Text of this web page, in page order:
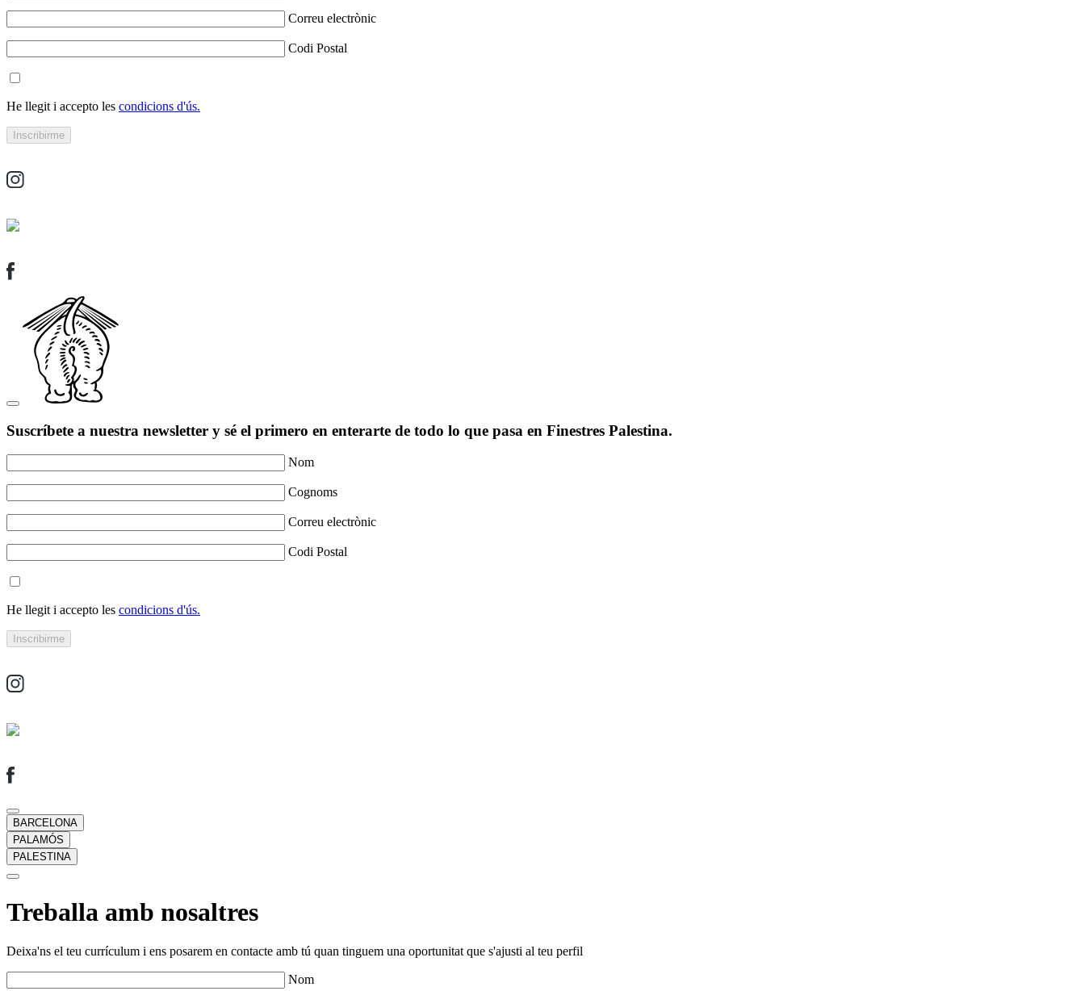
Correu electrònic
Codi Postal
He llegit i accepto les condicions d'ús.
Suscríbete a nuestra newsletter y sé el primero en enterarte de todo lo que pasa en Finestres Palestina.
Nom
Cognoms
Correu electrònic
Codi Postal
He llegit i accepto les condicions d'ús.
BARCELONA
PALAMÓS
PALESTINA
Treballa amb nosaltres
Deixa'ns el teu currículum i ens posarem en contacte amb tú quan tinguem una oportunitat que s'ajusti al teu perfil
Nom